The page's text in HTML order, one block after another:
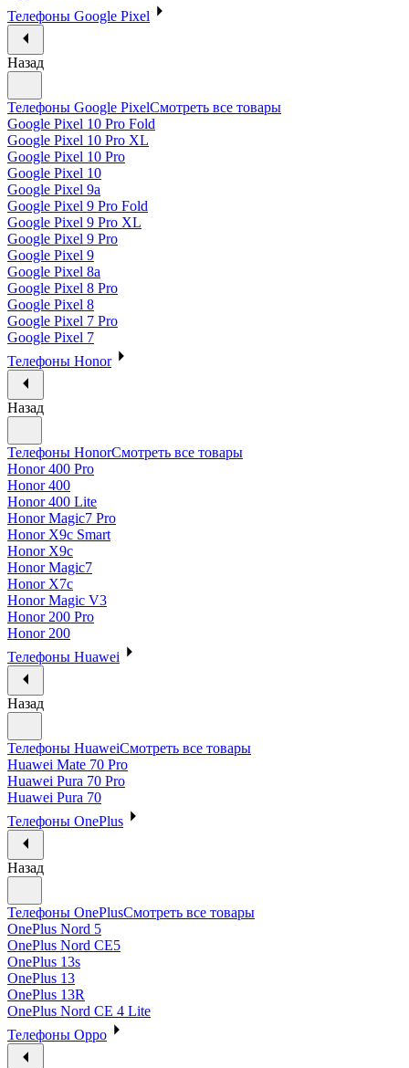
Телефоны Google Pixel
Назад
Телефоны Google PixelСмотреть все товары
Google Pixel 10 Pro Fold
Google Pixel 10 Pro XL
Google Pixel 10 Pro
Google Pixel 10
Google Pixel 9a
Google Pixel 9 Pro Fold
Google Pixel 9 Pro XL
Google Pixel 9 Pro
Google Pixel 9
Google Pixel 8a
Google Pixel 8 Pro
Google Pixel 8
Google Pixel 7 Pro
Google Pixel 7
Телефоны Honor
Назад
Телефоны HonorСмотреть все товары
Honor 400 Pro
Honor 400
Honor 400 Lite
Honor Magic7 Pro
Honor X9c Smart
Honor X9c
Honor Magic7
Honor X7c
Honor Magic V3
Honor 200 Pro
Honor 200
Телефоны Huawei
Назад
Телефоны HuaweiСмотреть все товары
Huawei Mate 70 Pro
Huawei Pura 70 Pro
Huawei Pura 70
Телефоны OnePlus
Назад
Телефоны OnePlusСмотреть все товары
OnePlus Nord 5
OnePlus Nord CE5
OnePlus 13s
OnePlus 13
OnePlus 13R
OnePlus Nord CE 4 Lite
Телефоны Oppo